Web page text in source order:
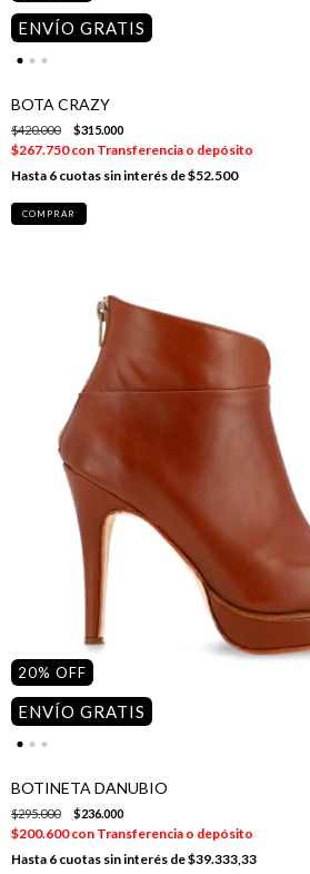
ENVÍO GRATIS
BOTA CRAZY
$420.000 $315.000
$267.750con Transferencia o depósito
6 cuotas sin interés de$52.500
COMPRAR
20% OFF
ENVÍO GRATIS
BOTINETA DANUBIO
$295.000 $236.000
$200.600con Transferencia o depósito
6 cuotas sin interés de$39.333,33